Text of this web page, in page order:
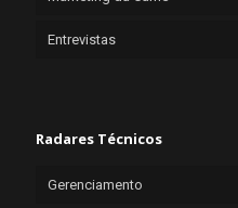
Entrevistas
Radares Técnicos
Gerenciamento